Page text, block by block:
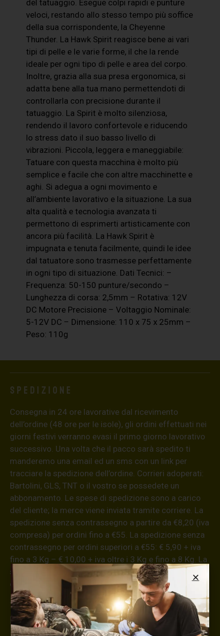
del tatuaggio. Esegue colpi rapidi e punture
veloci, restando allo stesso tempo più soffice
della sua corrispondente, la Cheyenne
Thunder. La Hawk Spirit reagisce bene ai vari
tipi di pelle e le varie forme, il che la rende
ideale per ogni tipo di pelle e area del corpo.
Inoltre, grazia alla sua presa ergonomica, si
adatta bene alla tua mano permettendoti di
controllarla con precisione durante il
tatuaggio. La Spirit è molto silenziosa,
rendendo il lavoro confortevole e riducendo
lo stress dato il suo basso livello di
vibrazioni. Piccola, leggera e maneggiabile:
Tatuare con questa macchina è molto più
semplice e facile che con altre macchinette e
aghi. Si adegua a ogni movimento e
all’ambiente lavorativo e la situazione. La sua
alta qualità e tecnologia avanzata ti
permettono di esprimerti artisticamente con
ancora più facilità. La Hawk Spirit è
impugnata e tenuta facilmente, quindi le idee
dal tatuatore sono trasmesse perfettamente
in ogni tipo di situazione. Dati Tecnici: –
Frequenza: 50-150 punture/secondo –
Lunghezza di corsa: 2,5mm – Rotativa: 12V
DC Motore Precisione – Voltaggio Nominale:
5-12V DC – Dimensione: 110 x 75 x 25mm –
Peso: 110g
Spedizione
Consegna in 24 ore lavorative dal ricevimento
dell’ordine (48 ore per le isole), gli ordini effettuati nei
giorni festivi verranno evasi il primo giorno lavorativo
successivo. Una volta che il pacco sarà spedito ti
manderemo una email ed un sms con un link per
tracciare la spedizione dell’ordine. Corrieri adoperati:
Bartolini, GLS, TNT o il vostro se possedete un
abbonamento. Le spese di spedizione sono a carico
del cliente; la merce viene inviata tramite corriere. La
spedizione senza contrassegno a partire da €8,20 (iva
compresa) per ordini fino a €55. La spedizione senza
contrassegno per ordini superiori a €55: € 5,90 + iva
fino a 3 Kg – € 10,00 + iva oltre i 3 Kg e fino a 8 Kg. La
spedizione con modalità di pagamento in contanti alla
consegna ha un supplemento di € 5,00 + iva.
Informazioni aggiuntive